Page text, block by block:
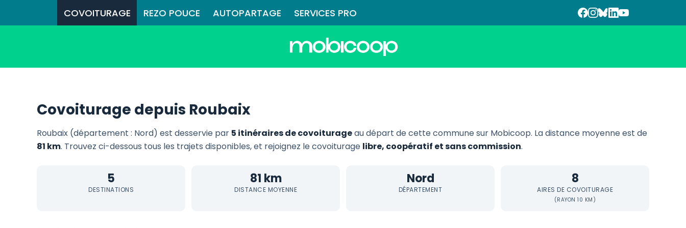
COVOITURAGE REZO POUCE AUTOPARTAGE SERVICES PRO
Covoiturage depuis Roubaix
Roubaix (département : Nord) est desservie par 5 itinéraires de covoiturageau départ de cette commune sur Mobicoop. La distance moyenne est de
81 km. Trouvez ci-dessous tous les trajets disponibles, et rejoignez le covoiturage libre, coopératif et sans commission.
5
DESTINATIONS
81 km
DISTANCE MOYENNE
Nord
DÉPARTEMENT
8
AIRES DE COVOITURAGE
(RAYON 10 KM)